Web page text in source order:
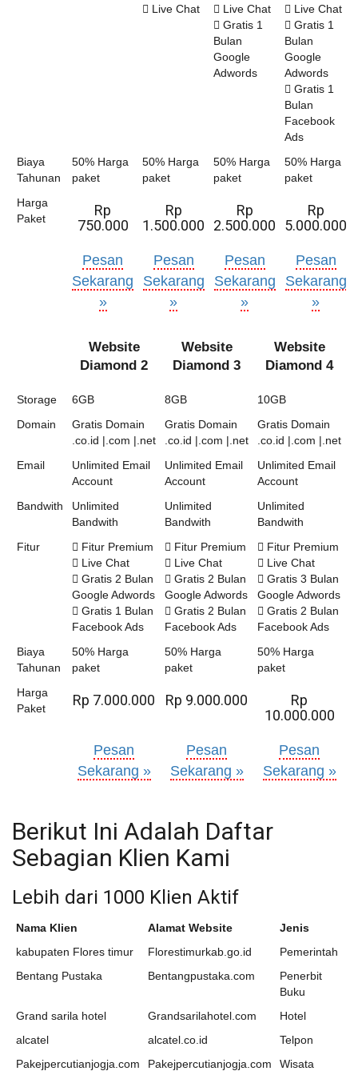
Live Chat
Live Chat
Gratis 1
Bulan
Google
Adwords
Live Chat
Gratis 1
Bulan
Google
Adwords
Gratis 1
Bulan
Facebook
Ads
Biaya
Tahunan
50% Harga
paket
50% Harga
paket
50% Harga
paket
50% Harga
paket
Harga
Paket
Rp
750.000
Rp
1.500.000
Rp
2.500.000
Rp
5.000.000
Pesan
Sekarang
»
Pesan
Sekarang
»
Pesan
Sekarang
»
Pesan
Sekarang
»
Website
Diamond 2
Website
Diamond 3
Website
Diamond 4
Storage 6GB 8GB
10GB
Domain
Gratis Domain
.co.id |.com |.net
Gratis Domain
.co.id |.com |.net
Gratis Domain
.co.id |.com |.net
Email
Unlimited Email
Account
Unlimited Email
Account
Unlimited Email
Account
Bandwith
Unlimited
Bandwith
Unlimited
Bandwith
Unlimited
Bandwith
Fitur
Fitur Premium
Live Chat
Gratis 2 Bulan
Google Adwords
Gratis 1 Bulan
Facebook Ads
Fitur Premium
Live Chat
Gratis 2 Bulan
Google Adwords
Gratis 2 Bulan
Facebook Ads
Fitur Premium
Live Chat
Gratis 3 Bulan
Google Adwords
Gratis 2 Bulan
Facebook Ads
Biaya
Tahunan
50% Harga
paket
50% Harga
paket
50% Harga
paket
Harga
Paket
Rp 7.000.000 Rp 9.000.000
Rp
10.000.000
Pesan
Sekarang »
Pesan
Sekarang »
Pesan
Sekarang »
Berikut Ini Adalah Daftar
Sebagian Klien Kami
Lebih dari 1000 Klien Aktif
Nama Klien Alamat Website
Jenis
kabupaten Flores timur
Florestimurkab.go.id
Pemerintah
Bentang Pustaka
Bentangpustaka.com
Penerbit
Buku
Grand sarila hotel
Grandsarilahotel.com
Hotel
alcatel
alcatel.co.id
Telpon
Pakejpercutianjogja.com
Pakejpercutianjogja.com Wisata